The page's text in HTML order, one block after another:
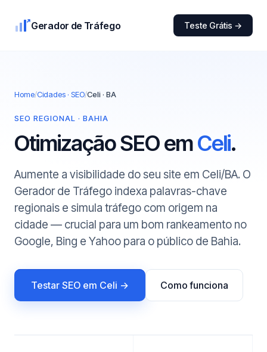
Gerador de Tráfego Teste Grátis →
Home/Cidades · SEO/Celi · BA
SEO REGIONAL · BAHIA
Otimização SEO emCeli.
Aumente a visibilidade do seu site em Celi/BA. O
Gerador de Tráfego indexa palavras-chave
regionais e simula tráfego com origem na
cidade — crucial para um bom rankeamento no
Google, Bing e Yahoo para o público de Bahia.
Testar SEO em Celi → Como funciona